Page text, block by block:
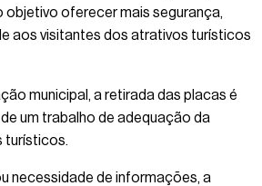
objetivo oferecer mais segurança,
aos visitantes dos atrativos turísticos
municipal, a retirada das placas é
um trabalho de adequação da
turísticos.
necessidade de informações, a